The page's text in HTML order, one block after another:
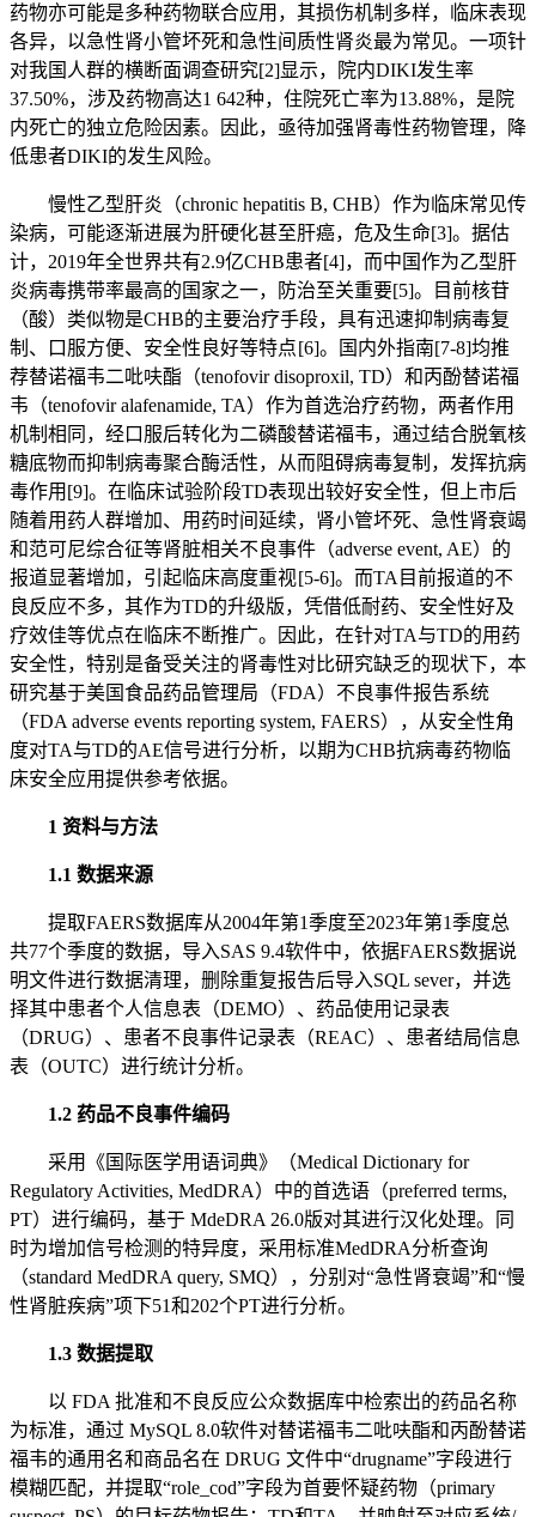
药物亦可能是多种药物联合应用，其损伤机制多样，临床表现
各异，以急性肾小管坏死和急性间质性肾炎最为常见。一项针
对我国人群的横断面调查研究[2]显示，院内DIKI发生率
37.50%，涉及药物高达1 642种，住院死亡率为13.88%，是院
内死亡的独立危险因素。因此，亟待加强肾毒性药物管理，降
低患者DIKI的发生风险。
慢性乙型肝炎（chronic hepatitis B, CHB）作为临床常见传
染病，可能逐渐进展为肝硬化甚至肝癌，危及生命[3]。据估
计，2019年全世界共有2.9亿CHB患者[4]，而中国作为乙型肝
炎病毒携带率最高的国家之一，防治至关重要[5]。目前核苷
（酸）类似物是CHB的主要治疗手段，具有迅速抑制病毒复
制、口服方便、安全性良好等特点 [6]。国内外指南[7-8]均推
荐替诺福韦二吡呋酯（tenofovir disoproxil, TD）和丙酚替诺福
韦（tenofovir alafenamide, TA）作为首选治疗药物，两者作用
机制相同，经口服后转化为二磷酸替诺福韦，通过结合脱氧核
糖底物而抑制病毒聚合酶活性，从而阻碍病毒复制，发挥抗病
毒作用[9]。在临床试验阶段TD表现出较好安全性，但上市后
随着用药人群增加、用药时间延续，肾小管坏死、急性肾衰竭
和范可尼综合征等肾脏相关不良事件（adverse event, AE）的
报道显著增加，引起临床高度重视 [5-6]。而TA目前报道的不
良反应不多，其作为TD的升级版，凭借低耐药、安全性好及
疗效佳等优点在临床不断推广。因此，在针对TA与TD的用药
安全性，特别是备受关注的肾毒性对比研究缺乏的现状下，本
研究基于美国食品药品管理局（FDA）不良事件报告系统
（FDA adverse events reporting system, FAERS），从安全性角
度对TA与TD的AE信号进行分析，以期为CHB抗病毒药物临
床安全应用提供参考依据。
1 资料与方法
1.1 数据来源
提取FAERS数据库从2004年第1季度至2023年第1季度总
共77个季度的数据，导入SAS 9.4软件中，依据FAERS数据说
明文件进行数据清理，删除重复报告后导入SQL sever，并选
择其中患者个人信息表（DEMO）、药品使用记录表
（DRUG）、患者不良事件记录表（REAC）、患者结局信息
表（OUTC）进行统计分析。
1.2 药品不良事件编码
采用《国际医学用语词典》（Medical Dictionary for
Regulatory Activities, MedDRA）中的首选语（preferred terms,
PT）进行编码，基于 MdeDRA 26.0版对其进行汉化处理。同
时为增加信号检测的特异度，采用标准MedDRA分析查询
（standard MedDRA query, SMQ），分别对“急性肾衰竭”和“慢
性肾脏疾病”项下51和202个PT进行分析。
1.3 数据提取
以 FDA 批准和不良反应公众数据库中检索出的药品名称
为标准，通过 MySQL 8.0软件对替诺福韦二吡呋酯和丙酚替诺
福韦的通用名和商品名在 DRUG 文件中“drugname”字段进行
模糊匹配，并提取“role_cod”字段为首要怀疑药物（primary